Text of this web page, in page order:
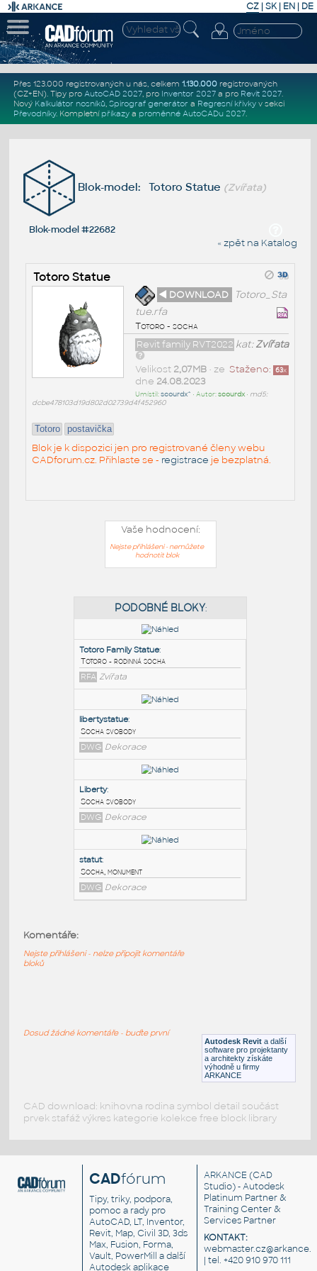
CZ | SK| EN | DE
Přes 123.000 registrovaných u nás, celkem 1.130.000registrovaných
(CZ+EN). Tipy pro AutoCAD 2027, pro Inventor 2027a pro Revit 2027.
Nový Kalkulátor nosníků, Spirograf generátor a Regresní křivkyv sekci
Převodníky. Kompletní příkazya proměnné AutoCADu 2027.
Blok-model: Totoro Statue (Zvířata)
Blok-model #22682
« zpět na Katalog
Totoro Statue
◄ DOWNLOAD
Totoro_Sta
tue.rfa
Totoro - socha
kat:Zvířata
Revit family RVT2022
Staženo: 63x
Velikost 2,07MB• ze
dne 24.08.2023
Umístil:scourdx^ • Autor:scourdx• md5:
dcbe478103d19d802d02739d4f452960
Totoro postavička
Blok je k dispozici jen pro registrované členy webu
CADforum.cz. Přihlaste se - registrace je bezplatná.
Vaše hodnocení:
Nejste přihlášeni - nemůžete
hodnotit blok
Totoro Family Statue
Totoro - rodinná socha
RFA
libertystatue:
Socha svobody
DWG Dekorace
DWG
Dekorace
Autodesk Revit a další
software pro projektanty
a architekty získáte
výhodně u firmy
ARKANCE
Komentáře:
Nejste přihlášeni - nelze připojit komentáře
bloků
Dosud žádné komentáře - buďte první
CAD download: knihovna rodina symbol detail součást
prvek stafáž výkres kategorie kolekce free block library
CADfórum
Tipy, triky, podpora,
pomoc a rady pro
AutoCAD, LT, Inventor,
Revit, Map, Civil 3D, 3ds
Max, Fusion, Forma,
Vault, PowerMill a další
Autodesk aplikace
ARKANCE (CAD
Studio) - Autodesk
Platinum Partner &
Training Center &
Services Partner
KONTAKT:
| tel. +420 910 970 111